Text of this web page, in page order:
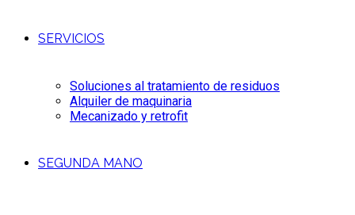
SERVICIOS
Soluciones al tratamiento de residuos
Alquiler de maquinaria
Mecanizado y retrofit
SEGUNDA MANO